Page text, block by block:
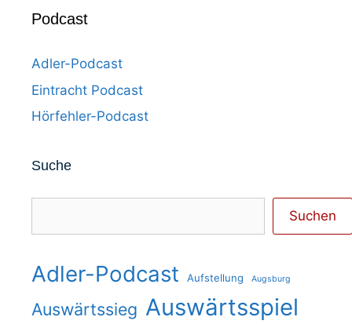
Podcast
Adler-Podcast
Eintracht Podcast
Hörfehler-Podcast
Suche
Suchen
Adler-Podcast Aufstellung Augsburg
Auswärtssieg Auswärtsspiel